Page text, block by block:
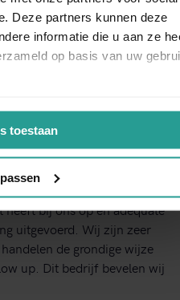
Deze partners kunnen deze
informatie die u aan ze
op basis van uw
toestaan
antwoord
heeft bij ons op en adequate
uitgevoerd. Wij zijn zeer
de grondige wijze
up. Dit bedrijf bevelen wij